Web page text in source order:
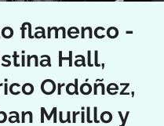
flamenco -
Hall,
Ordóñez,
Murillo y